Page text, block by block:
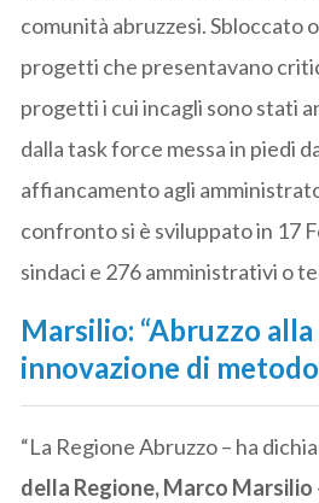
comunità abruzzesi. Sbloccato
progetti che presentavano
progetti i cui incagli sono stati
dalla task force messa in piedi
affiancamento agli
confronto si è sviluppato in 17
sindaci e 276 amministrativi o
Marsilio: “Abruzzo
innovazione di
“La Regione Abruzzo – ha
della Regione, Marco Marsilio